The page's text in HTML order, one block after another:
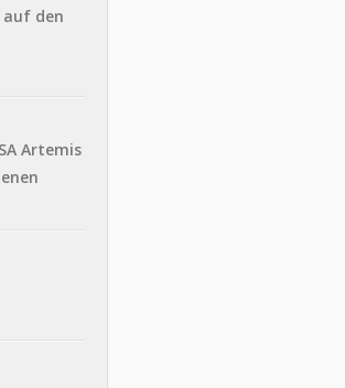
auf den
Artemis